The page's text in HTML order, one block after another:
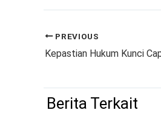
PREVIOUS
Berita Terkait